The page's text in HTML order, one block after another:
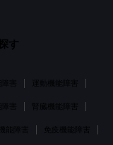
す
害 運動機能障害
害 腎臓機能障害
能障害 免疫機能障害